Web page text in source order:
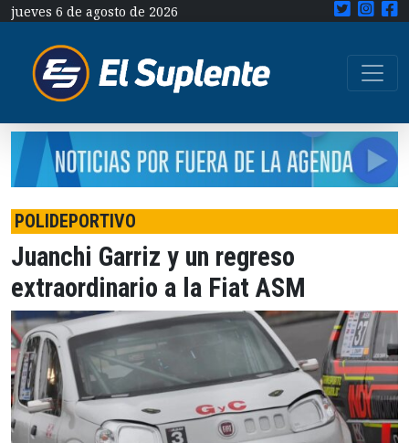
jueves 6 de agosto de 2026
POLIDEPORTIVO
Juanchi Garriz y un regreso
extraordinario a la Fiat ASM